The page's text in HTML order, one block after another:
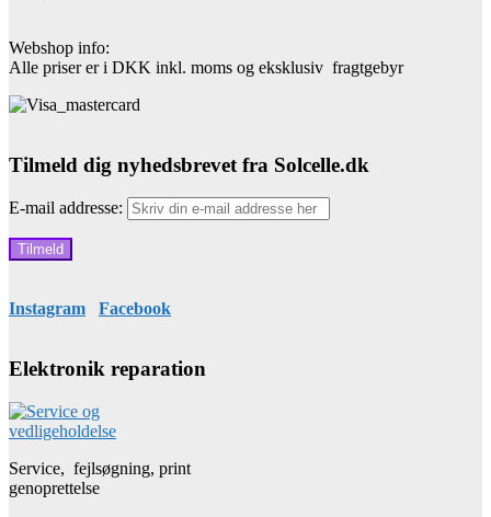
Webshop info:
Alle priser er i DKK inkl. moms og eksklusiv fragtgebyr
Tilmeld dig nyhedsbrevet fra Solcelle.dk
E-mail addresse:
Instagram Facebook
Elektronik reparation
Service, fejlsøgning, print
genoprettelse